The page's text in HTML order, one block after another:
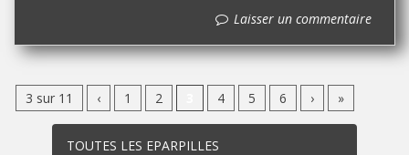
Laisser un commentaire
3 sur 11 ‹ 1 2 4 5 6 › »
TOUTES LES EPARPILLES